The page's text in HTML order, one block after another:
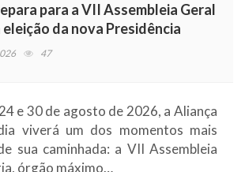
para a VII Assembleia Geral
da nova Presidência
47
e 30 de agosto de 2026, a Aliança
viverá um dos momentos mais
sua caminhada: a VII Assembleia
órgão máximo…